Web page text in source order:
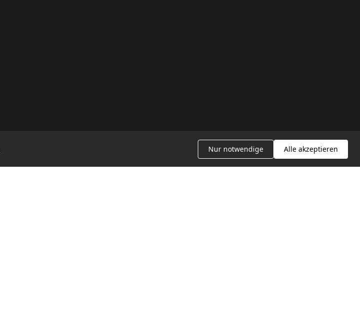
Nur notwendige Alle akzeptieren